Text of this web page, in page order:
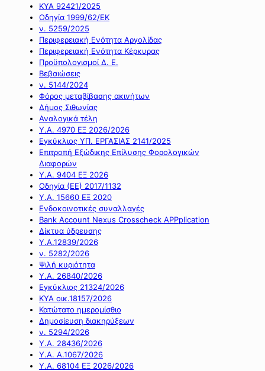
ΚΥΑ 92421/2025
Οδηγία 1999/62/ΕΚ
ν. 5259/2025
Περιφερειακή Ενότητα Αργολίδας
Περιφερειακή Ενότητα Κέρκυρας
Προϋπολογισμοί Δ. Ε.
Βεβαιώσεις
ν. 5144/2024
Φόρος μεταβίβασης ακινήτων
Δήμος Σιθωνίας
Αναλογικά τέλη
Υ.Α. 4970 ΕΞ 2026/2026
Εγκύκλιος ΥΠ. ΕΡΓΑΣΙΑΣ 2141/2025
Επιτροπή Εξώδικης Επίλυσης Φορολογικών
Διαφορών
Υ.Α. 9404 ΕΞ 2026
Οδηγία (ΕΕ) 2017/1132
Υ.Α. 15660 ΕΞ 2020
Ενδοκοινοτικές συναλλαγές
Bank Account Nexus Crosscheck APPplication
Δίκτυα ύδρευσης
Υ.Α.12839/2026
ν. 5282/2026
Ψιλή κυριότητα
Υ.Α. 26840/2026
Εγκύκλιος 21324/2026
ΚΥΑ οικ.18157/2026
Κατώτατο ημερομίσθιο
Δημοσίευση διακηρύξεων
ν. 5294/2026
Υ.Α. 28436/2026
Υ.Α. Α.1067/2026
Υ.Α. 68104 ΕΞ 2026/2026